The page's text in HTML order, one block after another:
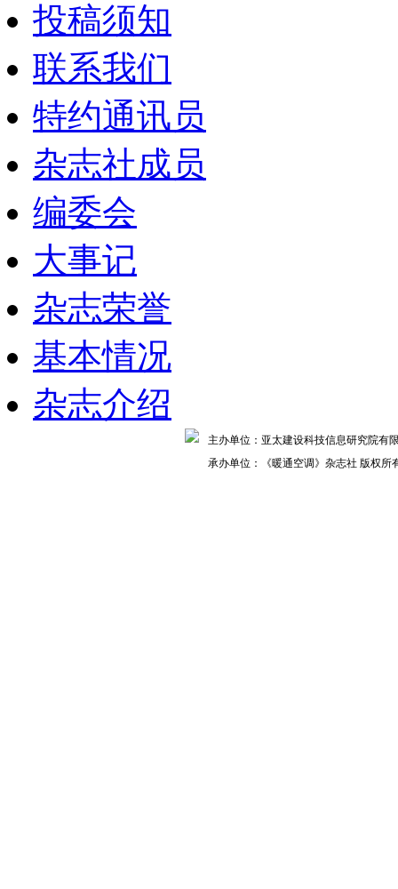
投稿须知
联系我们
特约通讯员
杂志社成员
编委会
大事记
杂志荣誉
基本情况
杂志介绍
主办单位：亚太建设科技信息研究院
承办单位：《暖通空调》杂志社 版权